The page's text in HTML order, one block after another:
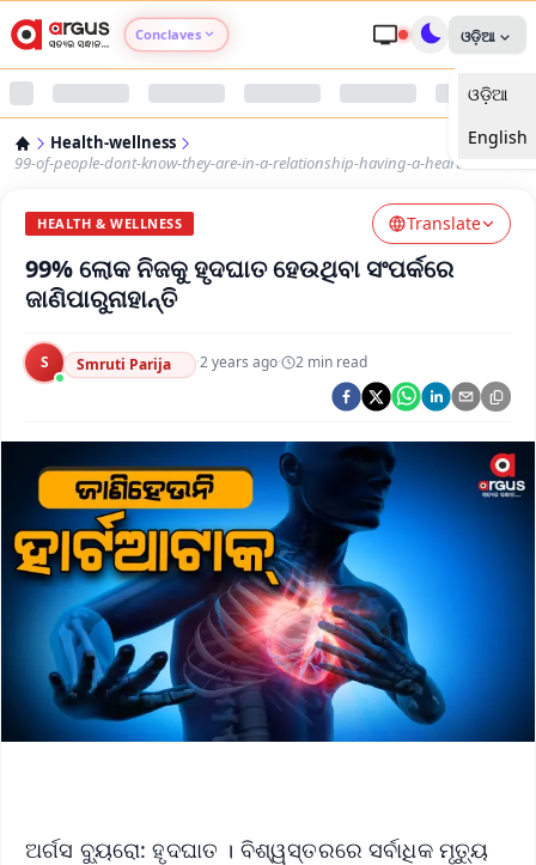
Conclaves
Argus Nari Shakti
Argus Health Connect
Argus Swaad Odisha
Argus Chalo Dekhein Apna Desh
ଓଡ଼ିଆ
ଓଡ଼ିଆ
English
Health-wellness
99-of-people-dont-know-they-are-in-a-relationship-having-a-heart-attack
HEALTH & WELLNESS Translate
99% ଲୋକ ନିଜକୁ ହୃଦଘାତ ହେଉଥିବା ସଂପର୍କରେ
ଜାଣିପାରୁନାହାନ୍ତି
S Smruti Parija ·2 years ago· 2 min read
ଅର୍ଗସ ବ୍ୟୁରୋ: ହୃଦଘାତ । ବିଶ୍ୱସ୍ତରରେ ସର୍ବାଧିକ ମୃତ୍ୟୁ